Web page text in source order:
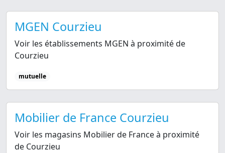
MGEN Courzieu
Voir les établissements MGEN à proximité de
Courzieu
mutuelle
Mobilier de France Courzieu
Voir les magasins Mobilier de France à proximité
de Courzieu